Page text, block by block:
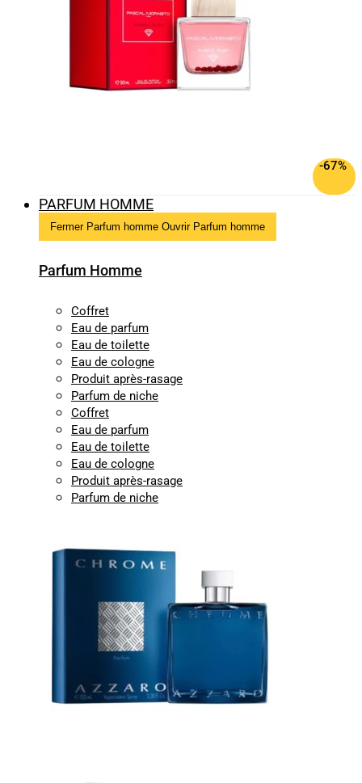
-67%
PARFUM HOMME
Fermer Parfum homme Ouvrir Parfum homme
Parfum Homme
Coffret
Eau de parfum
Eau de toilette
Eau de cologne
Produit après-rasage
Parfum de niche
Coffret
Eau de parfum
Eau de toilette
Eau de cologne
Produit après-rasage
Parfum de niche